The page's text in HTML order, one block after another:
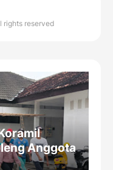
rights reserved
Anggota